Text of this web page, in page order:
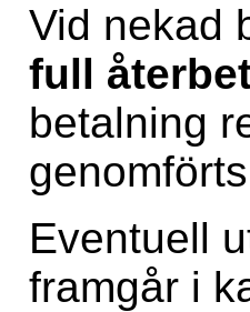
Vid nekad
full
betalning
Eventuell
framgår i